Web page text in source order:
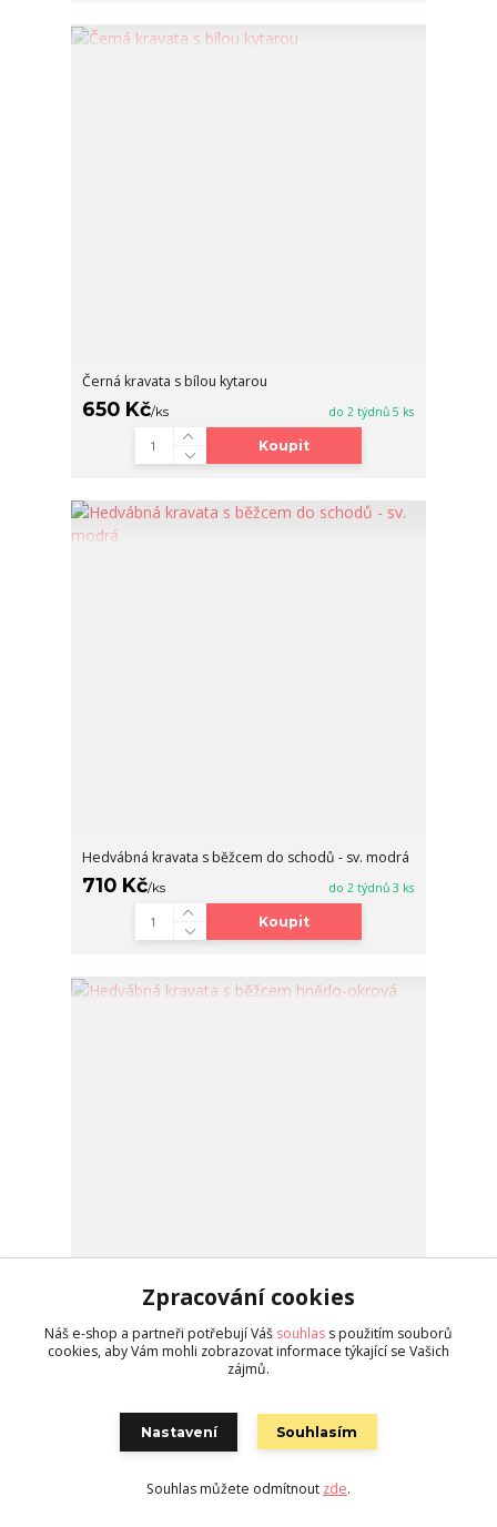
Černá kravata s bílou kytarou
650 Kč/ks do 2 týdnů 5 ks
Koupit
Hedvábná kravata s běžcem do schodů - sv. modrá
710 Kč/ks do 2 týdnů 3 ks
Koupit
Hedvábná kravata s běžcem hnědo-okrová
710 Kč do 2 týdnů 5 ks
Zpracování cookies
Náš e-shop a partneři potřebují Váš souhlas s použitím souborů
cookies, aby Vám mohli zobrazovat informace týkající se Vašich
zájmů.
Nastavení Souhlasím
Souhlas můžete odmítnout zde.